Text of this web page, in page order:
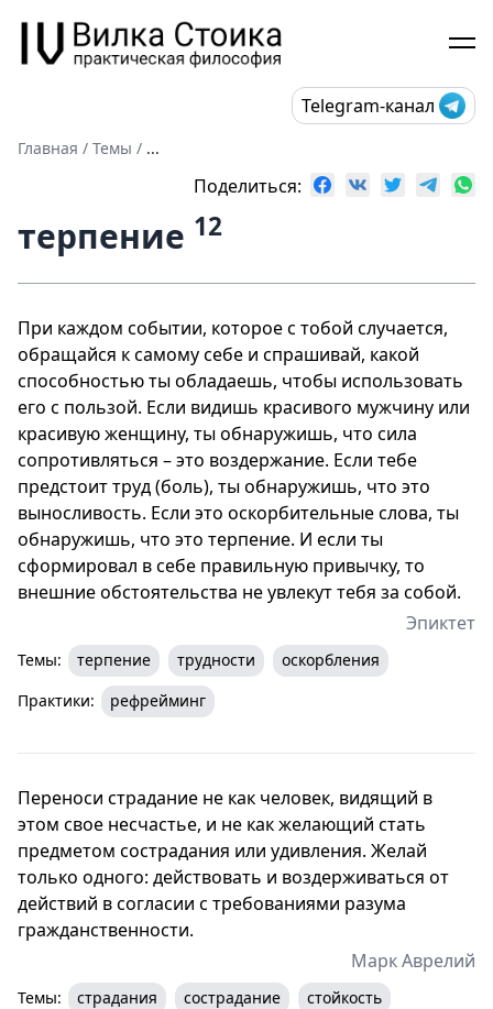
Telegram-канал
Главная / Темы / ...
Поделиться:
терпение 12
При каждом событии, которое с тобой случается,
обращайся к самому себе и спрашивай, какой
способностью ты обладаешь, чтобы использовать
его с пользой. Если видишь красивого мужчину или
красивую женщину, ты обнаружишь, что сила
сопротивляться – это воздержание. Если тебе
предстоит труд (боль), ты обнаружишь, что это
выносливость. Если это оскорбительные слова, ты
обнаружишь, что это терпение. И если ты
сформировал в себе правильную привычку, то
внешние обстоятельства не увлекут тебя за собой.
Эпиктет
Темы: терпение трудности
оскорбления
Практики:
рефрейминг
Переноси страдание не как человек, видящий в
этом свое несчастье, и не как желающий стать
предметом сострадания или удивления. Желай
только одного: действовать и воздерживаться от
действий в согласии с требованиями разума
гражданственности.
Марк Аврелий
Темы: страдания сострадание
стойкость